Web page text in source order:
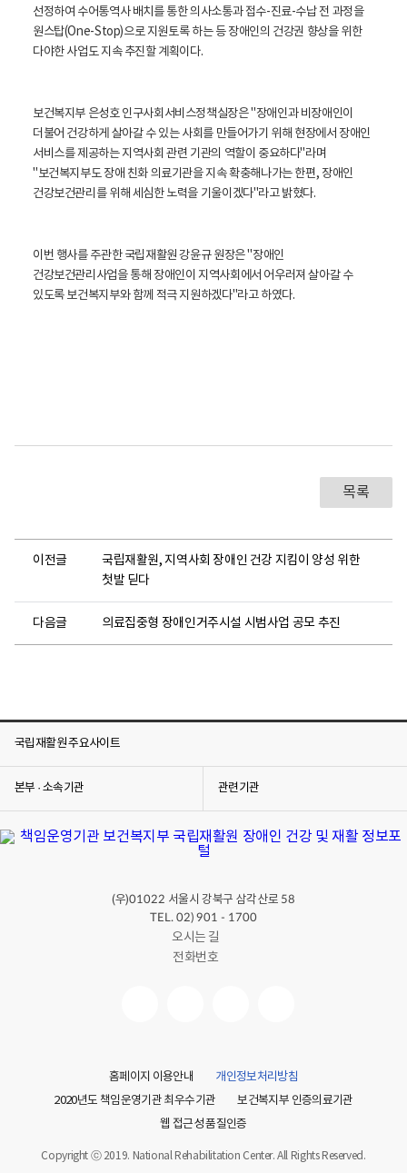
선정하여 수어통역사 배치를 통한 의사소통과 접수-진료-수납 전 과정을
원스탑(One-Stop)으로 지원토록 하는 등 장애인의 건강권 향상을 위한
다야한 사업도 지속 추진할 계획이다.
보건복지부 은성호 인구사회서비스정책실장은 "장애인과 비장애인이
더불어 건강하게 살아갈 수 있는 사회를 만들어가기 위해 현장에서 장애인
서비스를 제공하는 지역사회 관련 기관의 역할이 중요하다"라며
"보건복지부도 장애 친화 의료기관을 지속 확충해나가는 한편, 장애인
건강보건관리를 위해 세심한 노력을 기울이겠다"라고 밝혔다.
이번 행사를 주관한 국립재활원 강윤규 원장은 "장애인
건강보건관리사업을 통해 장애인이 지역사회에서 어우러져 살아갈 수
있도록 보건복지부와 함께 적극 지원하겠다"라고 하였다.
목록
이전글
국립재활원, 지역사회 장애인 건강 지킴이 양성 위한
첫발 딛다
다음글 의료집중형 장애인거주시설 시범사업 공모 추진
국립재활원 주요사이트
본부 · 소속기관 관련기관
(우)01022 서울시 강북구 삼각산로 58
TEL. 02) 901 - 1700
오시는 길
전화번호
홈페이지 이용안내
개인정보처리방침
2020년도 책임운영기관 최우수기관
보건복지부 인증의료기관
웹 접근성 품질인증
Copyright ⓒ 2019. National Rehabilitation Center. All Rights Reserved.